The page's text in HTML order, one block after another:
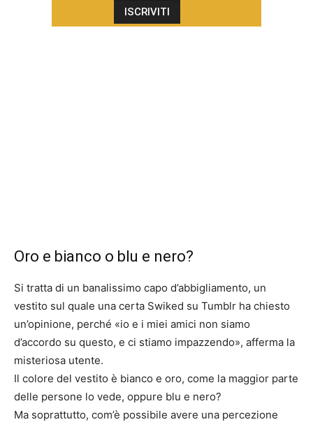
Oro e bianco o blu e nero?
Si tratta di un banalissimo capo d’abbigliamento, un
vestito sul quale una certa Swiked su Tumblr ha chiesto
un’opinione, perché «io e i miei amici non siamo
d’accordo su questo, e ci stiamo impazzendo», afferma la
misteriosa utente.
Il colore del vestito è bianco e oro, come la maggior parte
delle persone lo vede, oppure blu e nero?
Ma soprattutto, com’è possibile avere una percezione